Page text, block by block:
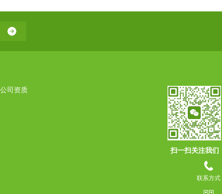
公司资质
扫一扫关注我们
联系方式